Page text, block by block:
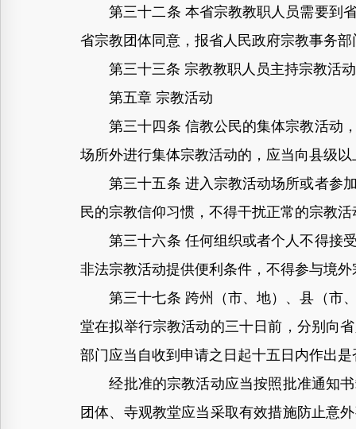
第三十二条 本省宗教教职人员需要到省
省宗教团体同意，报省人民政府宗教事务部
第三十三条 宗教教职人员主持宗教活动
第五章 宗教活动
第三十四条 信教公民的集体宗教活动，
场所外进行集体宗教活动的，应当向县级
第三十五条 进入宗教活动场所或者参加
民的宗教信仰习惯，不得干扰正常的宗教
第三十六条 任何组织或者个人不得接受
非法宗教活动提供便利条件，不得参与境
第三十七条 跨州（市、地）、县（市、
堂在拟举行宗教活动的三十日前，分别向
部门应当自收到申请之日起十五日内作出
经批准的宗教活动应当按照批准通知书
团体、寺观教堂应当采取有效措施防止意